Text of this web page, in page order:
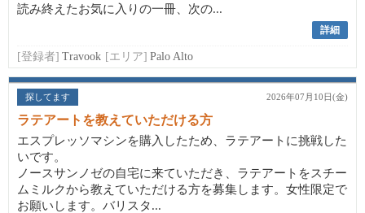
読み終えたお気に入りの一冊、次の...
詳細
[登録者] Travook [エリア] Palo Alto
探してます 2026年07月10日(金)
ラテアートを教えていただける方
エスプレッソマシンを購入したため、ラテアートに挑戦した
いです。
ノースサンノゼの自宅に来ていただき、ラテアートをスチー
ムミルクから教えていただける方を募集します。女性限定で
お願いします。バリスタ...